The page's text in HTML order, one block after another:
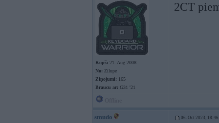
Kopš: 21. Aug 2008
No: Zilupe
Ziņojumi: 165
Braucu ar: G31 '21
2CT
smudo 06. Oct 2023, 18:46